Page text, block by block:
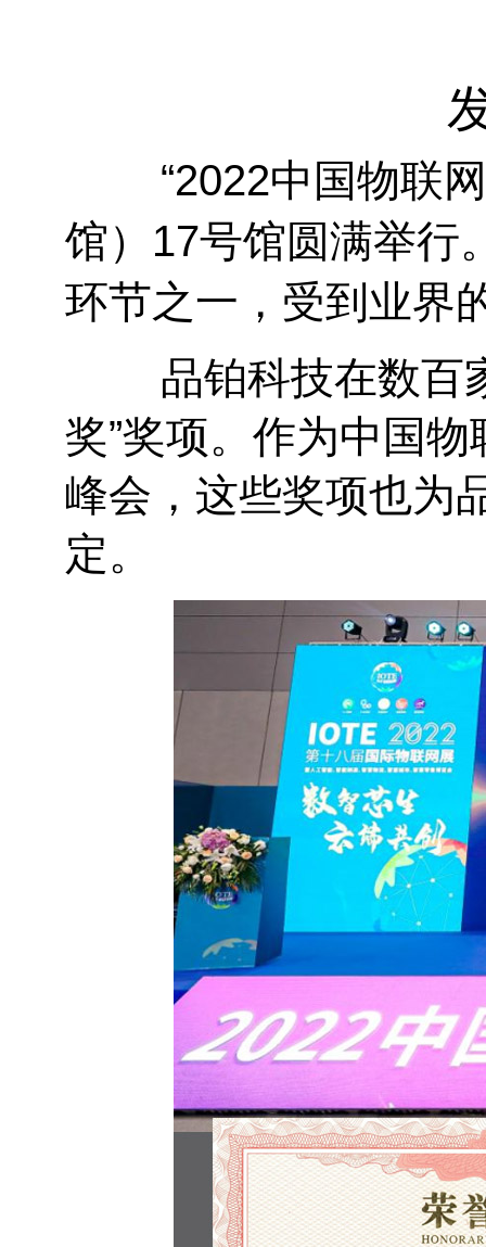
“2022中国物联网
馆）17号馆圆满举行
环节之一，受到业界
品铂科技在数百
奖”奖项。作为中国
峰会，这些奖项也为
定。